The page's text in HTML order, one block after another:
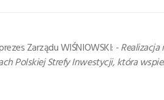
Zarządu WIŚNIOWSKI: -
Polskiej Strefy Inwestycji, która